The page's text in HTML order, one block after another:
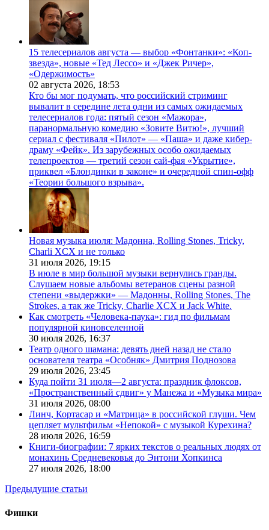
15 телесериалов августа — выбор «Фонтанки»: «Коп-
звезда», новые «Тед Лессо» и «Джек Ричер»,
«Одержимость»
02 августа 2026, 18:53
Кто бы мог подумать, что российский стриминг
вывалит в середине лета одни из самых ожидаемых
телесериалов года: пятый сезон «Мажора»,
паранормальную комедию «Зовите Витю!», лучший
сериал с фестиваля «Пилот» — «Паша» и даже кибер-
драму «Фейк». Из зарубежных особо ожидаемых
телепроектов — третий сезон сай-фая «Укрытие»,
приквел «Блондинки в законе» и очередной спин-офф
«Теории большого взрыва».
Новая музыка июля: Мадонна, Rolling Stones, Tricky,
Charli XCX и не только
31 июля 2026, 19:15
В июле в мир большой музыки вернулись гранды.
Слушаем новые альбомы ветеранов сцены разной
степени «выдержки» — Мадонны, Rolling Stones, The
Strokes, а так же Tricky, Charlie XCX и Jack White.
Как смотреть «Человека-паука»: гид по фильмам
популярной киновселенной
30 июля 2026, 16:37
Театр одного шамана: девять дней назад не стало
основателя театра «Особняк» Дмитрия Поднозова
29 июля 2026, 23:45
Куда пойти 31 июля—2 августа: праздник флоксов,
«Пространственный сдвиг» у Манежа и «Музыка мира»
31 июля 2026, 08:00
Линч, Кортасар и «Матрица» в российской глуши. Чем
цепляет мультфильм «Непокой» с музыкой Курехина?
28 июля 2026, 16:59
Книги-биографии: 7 ярких текстов о реальных людях от
монахинь Средневековья до Энтони Хопкинса
27 июля 2026, 18:00
Предыдущие статьи
Фишки